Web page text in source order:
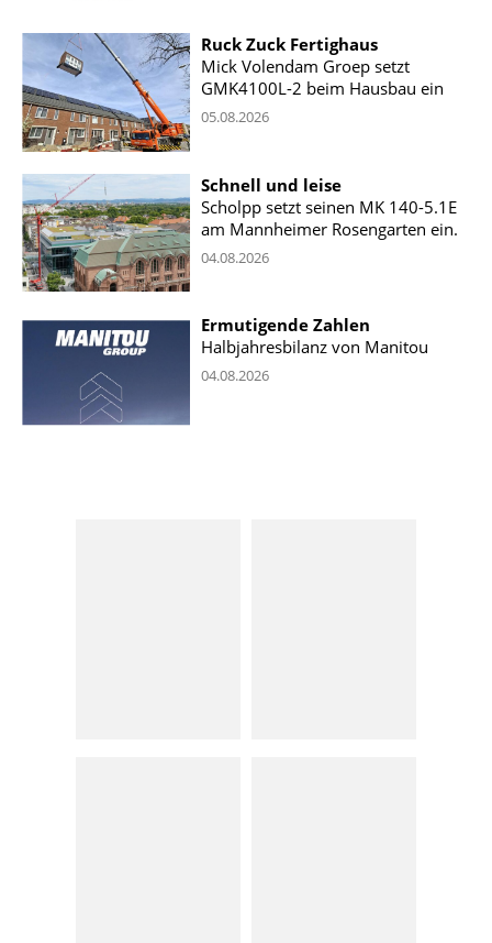
Ruck Zuck Fertighaus
Mick Volendam Groep setzt
GMK4100L-2 beim Hausbau ein
05.08.2026
Schnell und leise
Scholpp setzt seinen MK 140-5.1E
am Mannheimer Rosengarten ein.
04.08.2026
Ermutigende Zahlen
Halbjahresbilanz von Manitou
04.08.2026